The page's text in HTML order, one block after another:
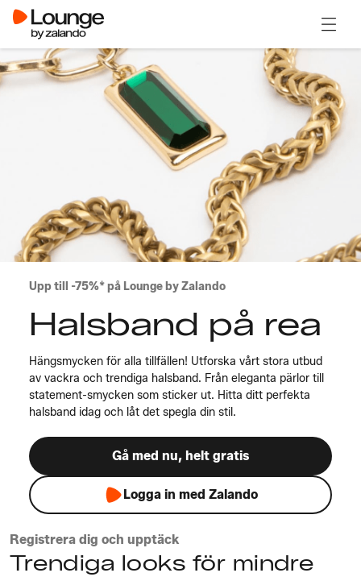
Upp till -75%* på Lounge by Zalando
Halsband på rea
Hängsmycken för alla tillfällen! Utforska vårt stora utbud
av vackra och trendiga halsband. Från eleganta pärlor till
statement-smycken som sticker ut. Hitta ditt perfekta
halsband idag och låt det spegla din stil.
Gå med nu, helt gratis
Logga in med Zalando
Registrera dig och upptäck
Trendiga looks för mindre